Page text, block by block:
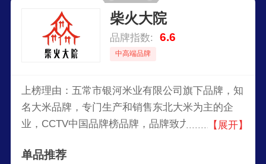
柴火大院
品牌指数: 6.6
中高端品牌
上榜理由：五常市银河米业有限公司旗下品牌，知
名大米品牌，专门生产和销售东北大米为主的企
业，CCTV中国品牌榜品牌，品牌致力于在优质产
火」的理念，倡导自然质朴的健康生活。
【展开】
单品推荐